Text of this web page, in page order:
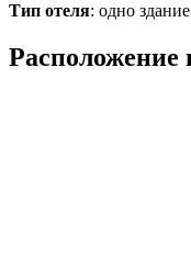
Тип отеля: одно здание
Расположение